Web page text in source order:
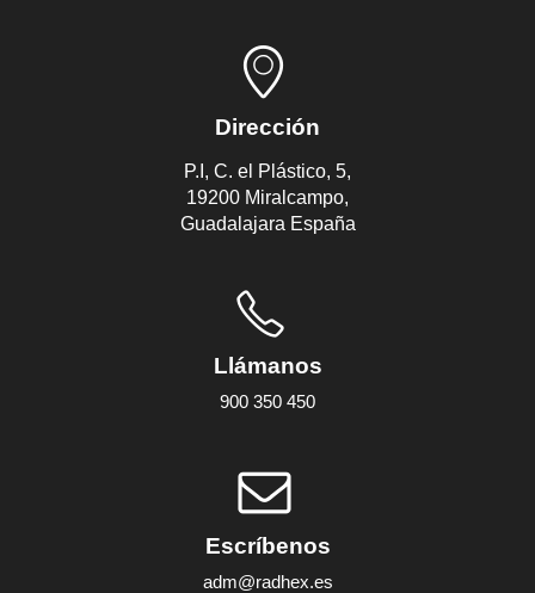
Dirección
P.I, C. el Plástico, 5,
19200 Miralcampo,
Guadalajara España
Llámanos
900 350 450
Escríbenos
adm@radhex.es